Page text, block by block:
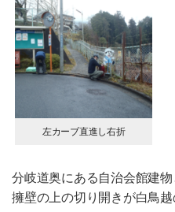
左カーブ直進し右折
分岐道奥にある自治会館建
擁壁の上の切り開きが白鳥越